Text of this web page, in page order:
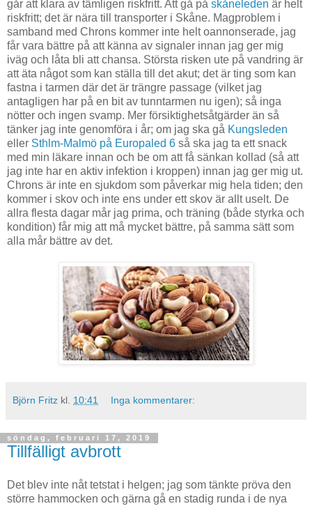
går att klara av tämligen riskfritt. Att gå på skåneleden är helt
riskfritt; det är nära till transporter i Skåne. Magproblem i
samband med Chrons kommer inte helt oannonserade, jag
får vara bättre på att känna av signaler innan jag ger mig
iväg och låta bli att chansa. Största risken ute på vandring är
att äta något som kan ställa till det akut; det är ting som kan
fastna i tarmen där det är trängre passage (vilket jag
antagligen har på en bit av tunntarmen nu igen); så inga
nötter och ingen svamp. Mer försiktighetsåtgärder än så
tänker jag inte genomföra i år; om jag ska gå Kungsleden
eller Sthlm-Malmö på Europaled 6 så ska jag ta ett snack
med min läkare innan och be om att få sänkan kollad (så att
jag inte har en aktiv infektion i kroppen) innan jag ger mig ut.
Chrons är inte en sjukdom som påverkar mig hela tiden; den
kommer i skov och inte ens under ett skov är allt uselt. De
allra flesta dagar mår jag prima, och träning (både styrka och
kondition) får mig att må mycket bättre, på samma sätt som
alla mår bättre av det.
Björn Fritz kl. 10:41 Inga kommentarer:
söndag, februari 17, 2019
Tillfälligt avbrott
Det blev inte nåt tetstat i helgen; jag som tänkte pröva den
större hammocken och gärna gå en stadig runda i de nya